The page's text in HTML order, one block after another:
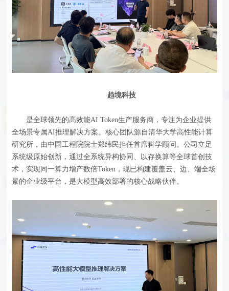
趋境科技
是全球领先的高效能AI Token生产服务商，专注为企业提供
全场景专属AI推理解决方案。核心团队源自清华大学高性能计算
研究所，由中国工程院院士郑纬民担任首席科学顾问。公司立足
系统级原始创新，通过全系统异构协同、以存换算等全球首创技
术，实现同一算力增产数倍Token，现已构建覆盖云、边、端全场
景的企业级平台，是大模型高效部署的核心战略伙伴。